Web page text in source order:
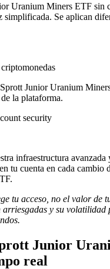
Uranium Miners ETF sin
simplificada. Se aplican
Junior Uranium
la plataforma.
infraestructura avanzada
tu cuenta en cada cambio
tu acceso, no el valor de
arriesgadas y su volatilidad
Junior
real